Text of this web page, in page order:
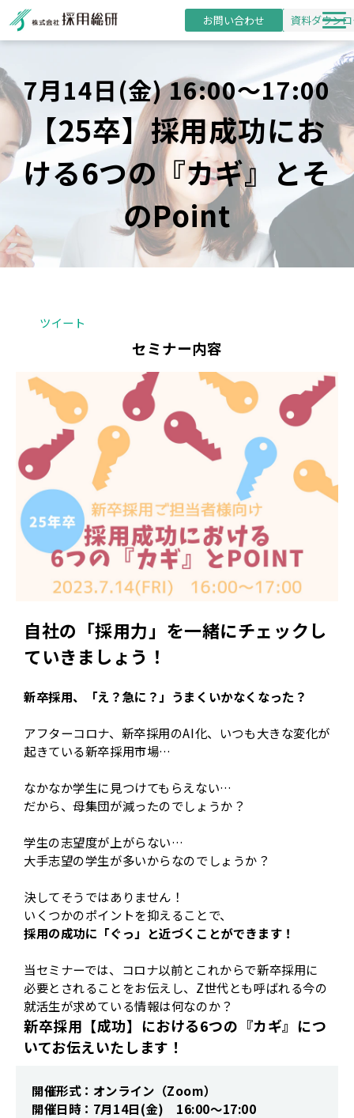
お問い合わせ 資料ダウン
研修事業
導入事例
採用・研修コラム
お役立ち資料
セミナー
7月14日(金) 16:00～17:00
【25卒】採用成功にお
ける6つの『カギ』とそ
のPoint
ツイート
セミナー内容
自社の「採用力」を一緒にチェックし
ていきましょう！
新卒採用、「え？急に？」うまくいかなくなった？
アフターコロナ、新卒採用のAI化、いつも大きな変化が
起きている新卒採用市場…
なかなか学生に見つけてもらえない…
だから、母集団が減ったのでしょうか？
学生の志望度が上がらない…
大手志望の学生が多いからなのでしょうか？
決してそうではありません！
いくつかのポイントを抑えることで、
採用の成功に「ぐっ」と近づくことができます！
当セミナーでは、コロナ以前とこれからで新卒採用に
必要とされることをお伝えし、Z世代とも呼ばれる今の
就活生が求めている情報は何なのか？
新卒採用【成功】における6つの『カギ』につ
いてお伝えいたします！
開催形式：オンライン（Zoom）
開催日時：7月14日(金) 16:00～17:00